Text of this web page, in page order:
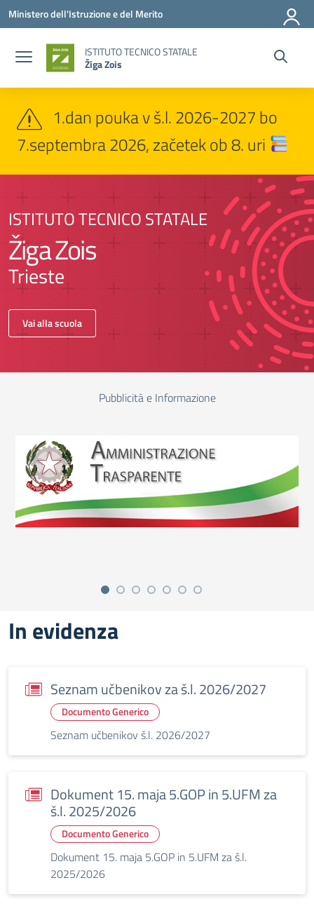
Vai ai contenuti
Vai al menu di navigazione
Vai al footer
Ministero dell'Istruzione e del Merito
ISTITUTO TECNICO STATALE
Žiga Zois
1.dan pouka v š.l. 2026-2027 bo
7.septembra 2026, začetek ob 8. uri
ISTITUTO TECNICO STATALE
Žiga Zois
Trieste
Vai alla scuola
Pubblicità e Informazione
In evidenza
Seznam učbenikov za š.l. 2026/2027
Documento Generico
Seznam učbenikov š.l. 2026/2027
Dokument 15. maja 5.GOP in 5.UFM za
š.l. 2025/2026
Documento Generico
Dokument 15. maja 5.GOP in 5.UFM za š.l.
2025/2026